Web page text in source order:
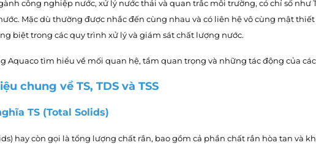
công nghiệp nước, xử lý nước thải và quan trắc môi trường, có chỉ số như
Mặc dù thường được nhắc đến cùng nhau và có liên hệ vô cùng mật
biệt trong các quy trình xử lý và giám sát chất lượng nước.
Aquaco tìm hiểu về mối quan hệ, tầm quan trọng và những tác động của
chung về TS, TDS và TSS
TS (Total Solids)
hay còn gọi là tổng lượng chất rắn, bao gồm cả phần chất rắn hòa tan và